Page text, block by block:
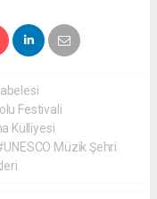
Festivali
Külliyesi
Müzik Şehri